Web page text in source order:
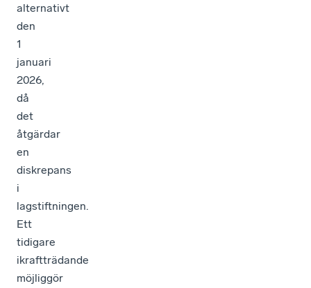
alternativt
den
1
januari
2026,
då
det
åtgärdar
en
diskrepans
i
lagstiftningen.
Ett
tidigare
ikraftträdande
möjliggör